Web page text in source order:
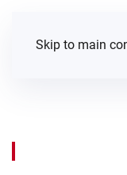
Skip to main